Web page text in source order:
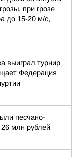
при грозе
до 15-20 м/с,
выиграл турнир
Федерация
песчано-
26 млн рублей